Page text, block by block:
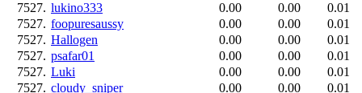
7527. lukino333 0.00 0.00
0.01
7527. foopuresaussy 0.00 0.00
0.01
7527. Hallogen 0.00 0.00
0.01
7527. psafar01 0.00 0.00
0.01
7527. Luki 0.00 0.00
0.01
7527. cloudy_sniper 0.00 0.00
0.01